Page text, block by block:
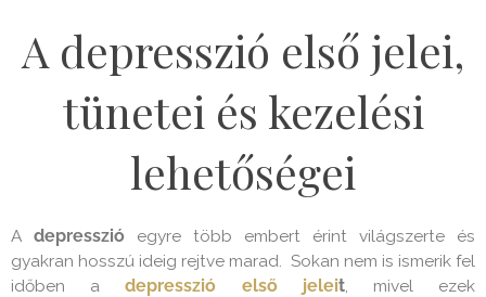
A depresszió első jelei,
tünetei és kezelési
lehetőségei
A depresszió egyre több embert érint világszerte és
gyakran hosszú ideig rejtve marad. Sokan nem is ismerik fel
időben a
depresszió első jeleit, mivel ezek